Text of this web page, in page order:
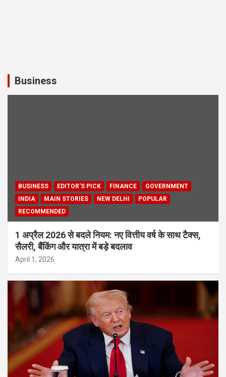
Business
BUSINESS EDITOR'S PICK FINANCE
GOVERNMENT
INDIA
MAIN STORIES NEW DELHI
POPULAR
RECOMMENDED
1 अप्रैल 2026 से बदले नियम: नए वित्तीय वर्ष के साथ टैक्स,
सैलरी, बैंकिंग और यात्रा में बड़े बदलाव
April 1, 2026